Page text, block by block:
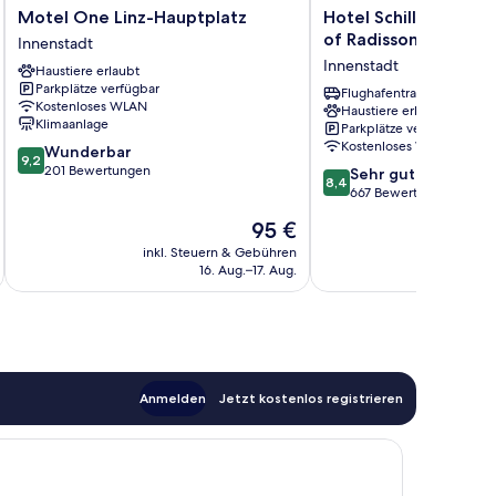
Motel
One
Linz-
Hauptplatz
Innenstadt
Motel One Linz-Hauptplatz
Innenstadt
Haustiere erlaubt
Parkplätze verfügbar
Kostenloses WLAN
Klimaanlage
9.2
von
9,2 Wunderbar
201 Bewertungen
Der
Preis
beträgt
95 €
inkl. Steuern & Gebühren
16. Aug.–17. Aug.
Hotel
Schillerpark
a
member
of
Radisson
Individuals
Innenstadt
Hotel Schillerpark
of Radisson
Innenstadt
Flughafentransfer
Haustiere erlaubt
Parkplätze verfügbar
Kostenloses WLAN
8.4
von
Bewertungen
8,4 Sehr gut
667 Bewertungen
Anmelden Jetzt kostenlos registrieren